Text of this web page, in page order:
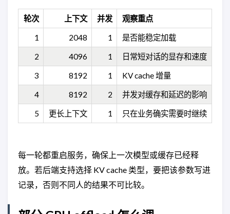
轮次 上下文 并发 观察重点
1 2048 1 是否能稳定加载
2 4096 1 日常短对话的显存和速度
3 8192 1 KV cache 增量
4 8192 2 并发对缓存和延迟的影响
5 更长上下文 1 只在业务确实需要时继续
每一轮都重启服务，确保上一次模型或缓存已经释
放。若后端支持选择 KV cache 类型，要把该参数写进
记录，否则不同人的结果不可比较。